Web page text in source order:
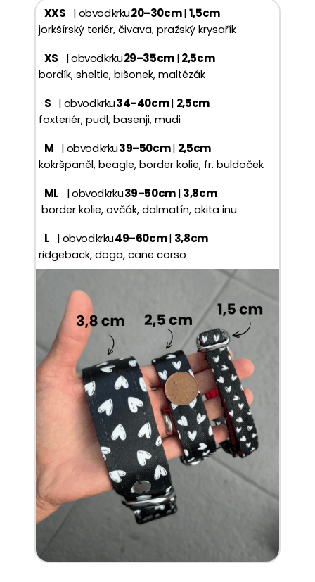
XXS | obvod krku20–30 cm|1,5 cm
jorkšírský teriér, čivava, pražský krysařík
XS | obvod krku29–35 cm|2,5 cm
bordík, sheltie, bišonek, maltézák
S | obvod krku34–40 cm| 2,5 cm
foxteriér, pudl, basenji, mudi
M | obvod krku39–50 cm| 2,5 cm
kokršpaněl, beagle, border kolie, fr. buldoček
ML | obvod krku39–50 cm|3,8 cm
border kolie, ovčák, dalmatín, akita inu
L | obvod krku49–60 cm| 3,8 cm
ridgeback, doga, cane corso